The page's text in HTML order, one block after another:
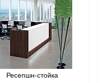
Ресепшн-стойка